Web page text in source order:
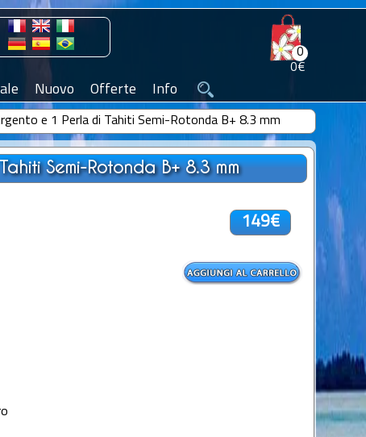
0
0€
Nuovo Offerte Info
e 1 Perla di Tahiti Semi-Rotonda B+ 8.3 mm
Semi-Rotonda B+ 8.3 mm
149€